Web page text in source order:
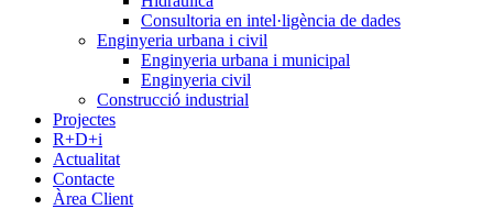
Consultoria en intel·ligència de dades
Enginyeria urbana i civil
Enginyeria urbana i municipal
Enginyeria civil
Construcció industrial
Projectes
R+D+i
Actualitat
Contacte
Àrea Client